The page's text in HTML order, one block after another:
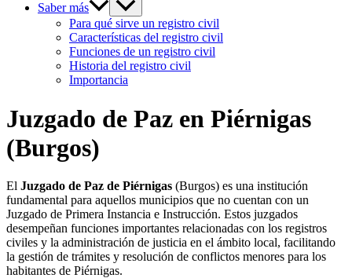
Saber más
Para qué sirve un registro civil
Características del registro civil
Funciones de un registro civil
Historia del registro civil
Importancia
Juzgado de Paz en Piérnigas
(Burgos)
El Juzgado de Paz de Piérnigas (Burgos) es una institución
fundamental para aquellos municipios que no cuentan con un
Juzgado de Primera Instancia e Instrucción. Estos juzgados
desempeñan funciones importantes relacionadas con los registros
civiles y la administración de justicia en el ámbito local, facilitando
la gestión de trámites y resolución de conflictos menores para los
habitantes de Piérnigas.